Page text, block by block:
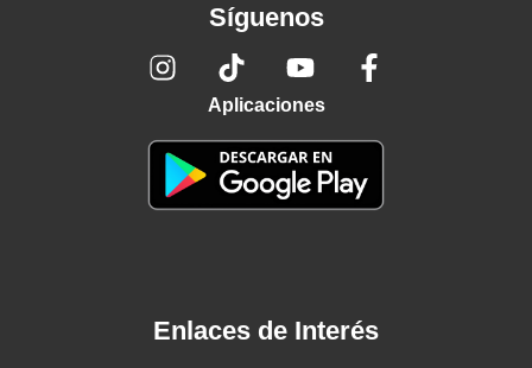
Síguenos
Aplicaciones
Enlaces de Interés